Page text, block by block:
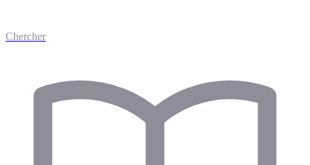
Chercher